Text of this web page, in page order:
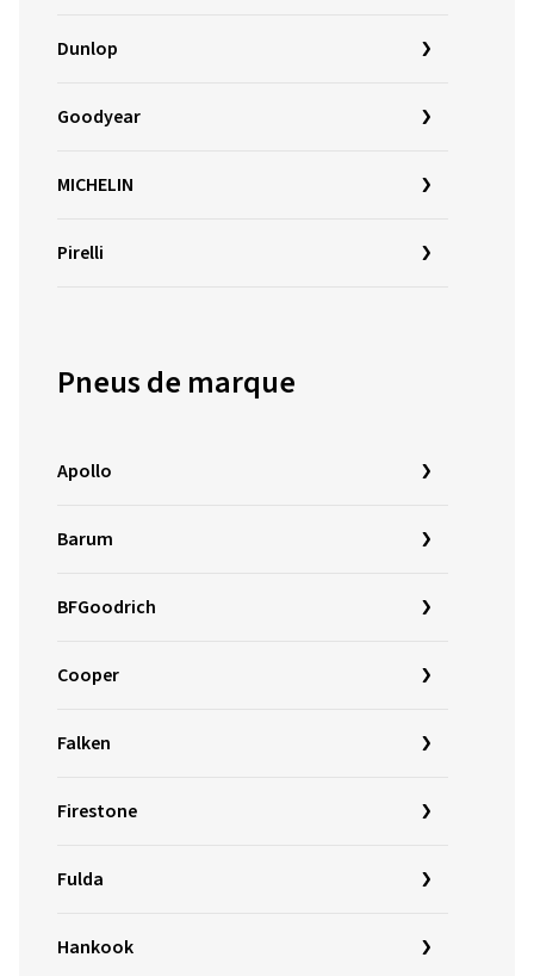
Dunlop
Goodyear
MICHELIN
Pirelli
Pneus de marque
Apollo
Barum
BFGoodrich
Cooper
Falken
Firestone
Fulda
Hankook